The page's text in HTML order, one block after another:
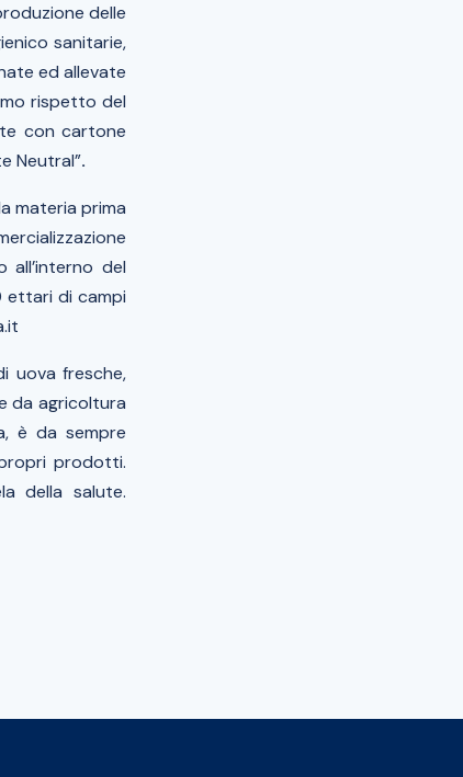
delle
sanitarie,
ed allevate
rispetto del
con cartone
Neutral”.
materia prima
del
ettari di campi
uova fresche,
da agricoltura
è da sempre
prodotti.
della salute.